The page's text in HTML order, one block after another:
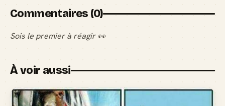
Commentaires (0)
Sois le premier à réagir 👀
À voir aussi